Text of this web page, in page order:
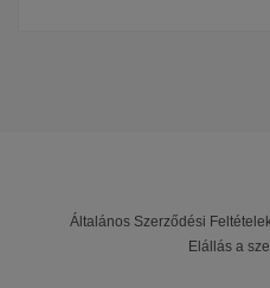
strapabíró és hosszú
eredmény érdekében a
Általános Szerződési
Elállás a